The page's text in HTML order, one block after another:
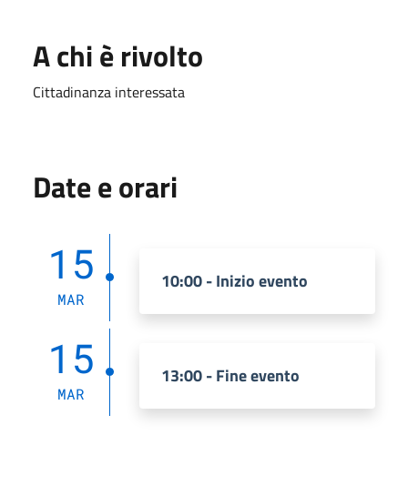
A chi è rivolto
Cittadinanza interessata
Date e orari
15
MAR
10:00 - Inizio evento
15
MAR
13:00 - Fine evento